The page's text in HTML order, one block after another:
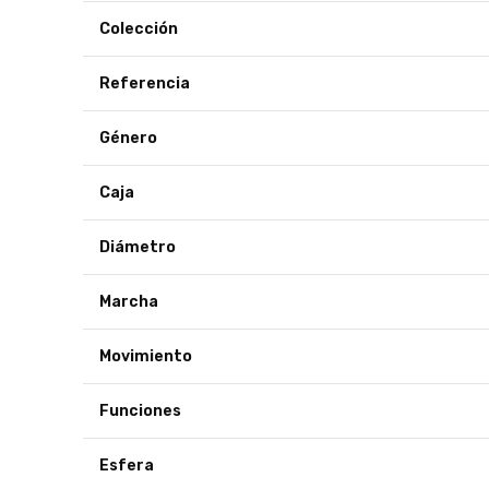
Colección
Referencia
Género
Caja
Diámetro
Marcha
Movimiento
Funciones
Esfera